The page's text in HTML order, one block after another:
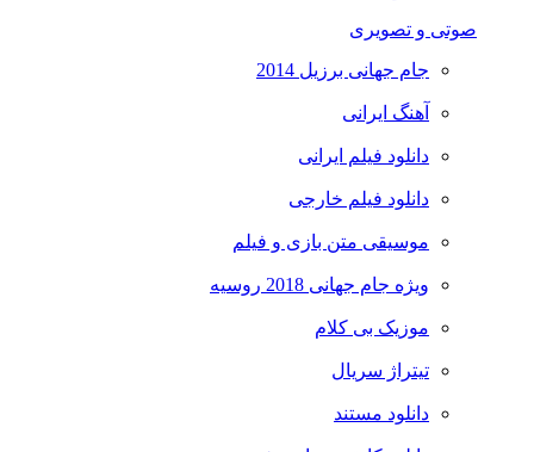
صوتی و تصویری
جام جهانی برزیل 2014
آهنگ ایرانی
دانلود فیلم ایرانی
دانلود فیلم خارجی
موسیقی متن بازی و فیلم
ویژه جام جهانی 2018 روسیه
موزیک بی کلام
تیتراژ سریال
دانلود مستند